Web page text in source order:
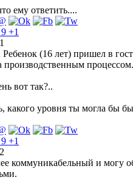
ему ответить....
9 +1
(16 лет) пришел в
производственным
вот так?..
какого уровня ты могла бы
9 +1
коммуникабельный и могу